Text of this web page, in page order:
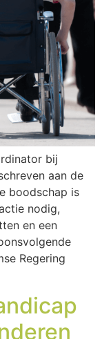
bij
aan de
boodschap is
nodig,
en een
Regering